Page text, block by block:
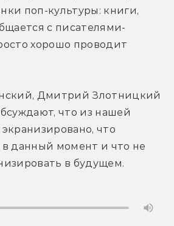
поп-культуры: книги,
с писателями-
хорошо проводит
Дмитрий Злотницкий
что из нашей
что
в данный момент и что не
в будущем.